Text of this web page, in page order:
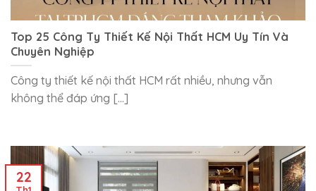
Top 25 Công Ty Thiết Kế Nội Thất HCM Uy Tín Và
Chuyên Nghiệp
Công ty thiết kế nội thất HCM rất nhiều, nhưng vẫn
không thể đáp ứng [...]
22